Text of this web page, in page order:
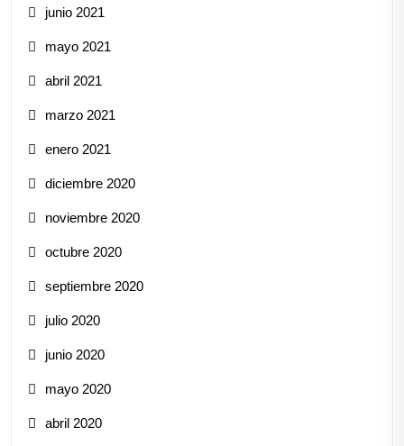
junio 2021
mayo 2021
abril 2021
marzo 2021
enero 2021
diciembre 2020
noviembre 2020
octubre 2020
septiembre 2020
julio 2020
junio 2020
mayo 2020
abril 2020